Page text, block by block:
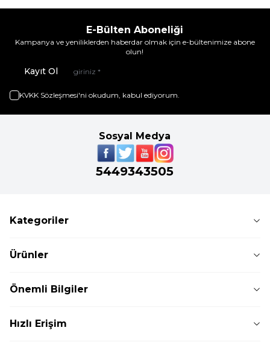
E-Bülten Aboneliği
Kampanya ve yeniliklerden haberdar olmak için e-bültenimize abone
olun!
Kayıt Ol
KVKK Sözleşmesi'ni okudum, kabul ediyorum.
Sosyal Medya
5449343505
Kategoriler
Ürünler
Önemli Bilgiler
Hızlı Erişim